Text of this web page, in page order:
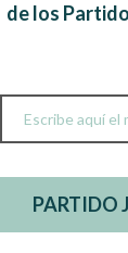
de los
PARTIDO